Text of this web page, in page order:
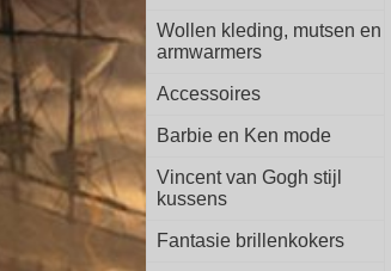
Wollen kleding, mutsen en
armwarmers
Accessoires
Barbie en Ken mode
Vincent van Gogh stijl
kussens
Fantasie brillenkokers